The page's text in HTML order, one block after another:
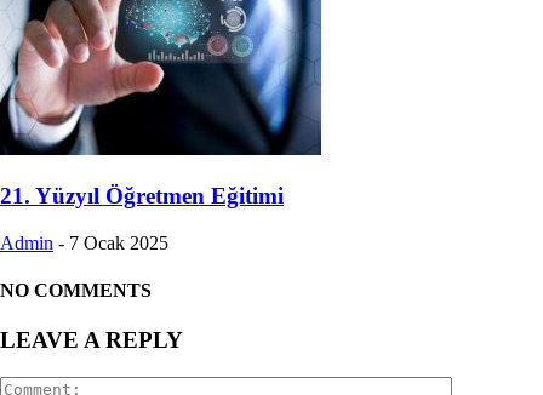
21. Yüzyıl Öğretmen Eğitimi
Admin - 7 Ocak 2025
NO COMMENTS
LEAVE A REPLY